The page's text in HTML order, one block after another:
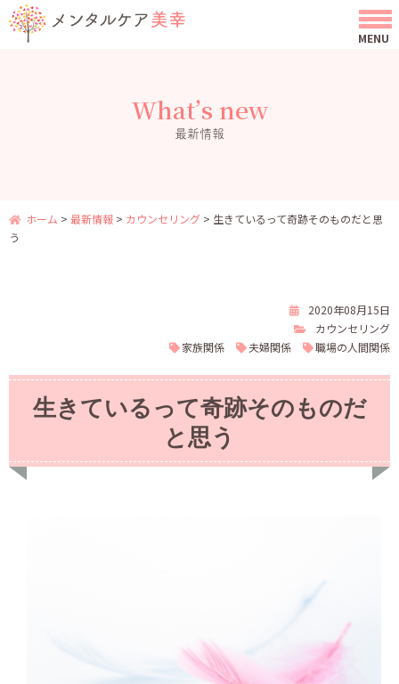
What’s new
最新情報
ホーム > 最新情報 > カウンセリング > 生きているって奇跡そのものだと思
う
2020年08月15日
カウンセリング
家族関係
夫婦関係 職場の人間関係
生きているって奇跡そのものだ
と思う